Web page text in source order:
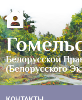
Белорусской
(Белорусского